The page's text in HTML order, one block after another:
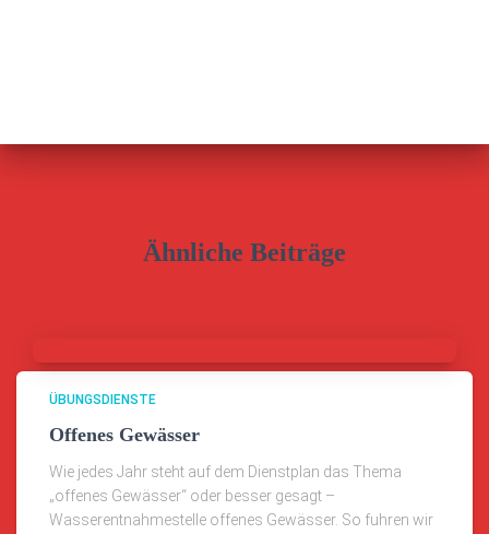
Ähnliche Beiträge
ÜBUNGSDIENSTE
Offenes Gewässer
Wie jedes Jahr steht auf dem Dienstplan das Thema
„offenes Gewässer“ oder besser gesagt –
Wasserentnahmestelle offenes Gewässer. So fuhren wir